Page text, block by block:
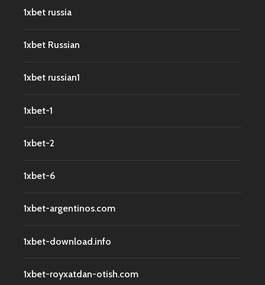
1xbet russia
1xbet Russian
1xbet russian1
1xbet-1
1xbet-2
1xbet-6
1xbet-argentinos.com
1xbet-download.info
1xbet-royxatdan-otish.com